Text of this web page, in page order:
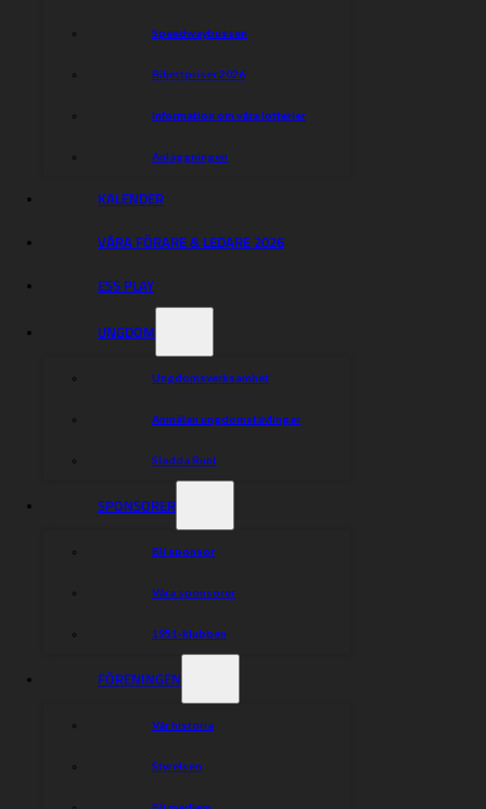
Speedwaybussen
Biljettpriser 2026
Information om våra lotterier
Anläggningen
KALENDER
VÅRA FÖRARE & LEDARE 2026
ESS PLAY
UNGDOM
Ungdomsverksamhet
Anmälan ungdomstävlingar
Sladda Runt
SPONSORER
Bli sponsor
Våra sponsorer
1951-klubben
FÖRENINGEN
Vår historia
Styrelsen